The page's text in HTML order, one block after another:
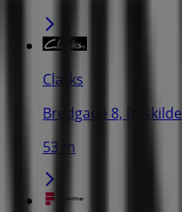
Clarks
Bredgade 8, Roskilde
53 m